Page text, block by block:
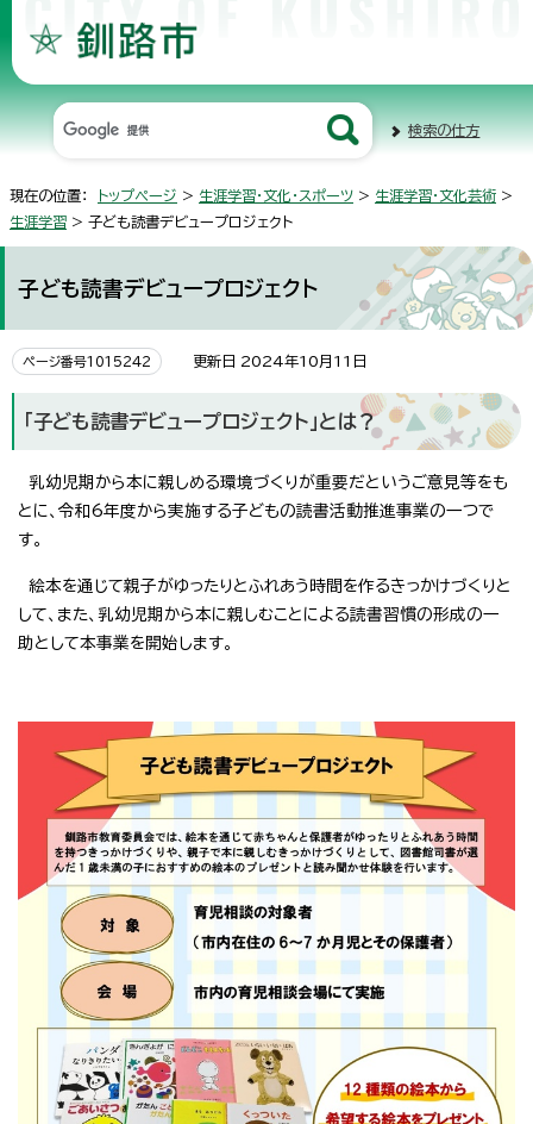
検索の仕方
現在の位置： トップページ > 生涯学習・文化・スポーツ > 生涯学習・文化芸術 >
生涯学習 > 子ども読書デビュープロジェクト
子ども読書デビュープロジェクト
ページ番号1015242 更新日 2024年10月11日
「子ども読書デビュープロジェクト」とは？
乳幼児期から本に親しめる環境づくりが重要だというご意見等をも
とに、令和6年度から実施する子どもの読書活動推進事業の一つで
す。
絵本を通じて親子がゆったりとふれあう時間を作るきっかけづくりと
して、また、乳幼児期から本に親しむことによる読書習慣の形成の一
助として本事業を開始します。